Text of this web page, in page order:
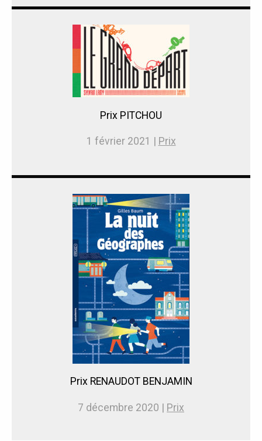
Prix PITCHOU
1 février 2021 | Prix
Prix RENAUDOT BENJAMIN
7 décembre 2020 | Prix